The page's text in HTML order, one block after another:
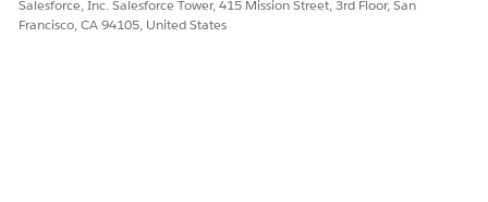
Salesforce, Inc. Salesforce Tower, 415 Mission Street, 3rd Floor, San
Francisco, CA 94105, United States